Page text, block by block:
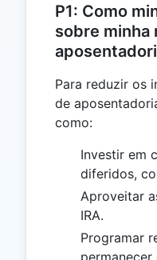
P1: Como
sobre minha
Para reduzir os
de
como:
Investir em
diferidos,
Aproveitar
IRA.
Programar